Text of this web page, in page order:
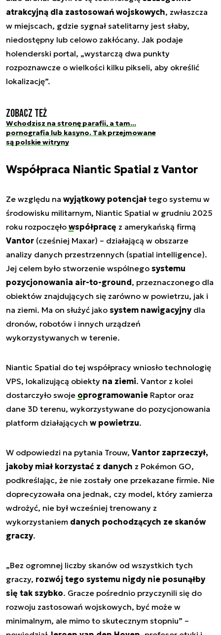
atrakcyjną dla zastosowań wojskowych, zwłaszcza
w miejscach, gdzie sygnał satelitarny jest słaby,
niedostępny lub celowo zakłócany. Jak podaje
holenderski portal, „wystarczą dwa punkty
rozpoznawcze o wielkości kilku pikseli, aby określić
lokalizację”.
Zobacz też
Wchodzisz na stronę parafii, a tam...
pornografia lub kasyno. Tak przejmowane
są polskie witryny
Współpraca Niantic Spatial z Vantor
Ze względu na wyjątkowy potencjałtego systemu w
środowisku militarnym, Niantic Spatial w grudniu 2025
roku rozpoczęło współpracę z amerykańską firmą
Vantor (cześniej Maxar) – działającą w obszarze
analizy danych przestrzennych (spatial intelligence).
Jej celem było stworzenie wspólnego systemu
pozycjonowania air-to-ground, przeznaczonego dla
obiektów znajdujących się zarówno w powietrzu, jak i
na ziemi. Ma on służyć jako system nawigacyjnydla
dronów, robotów i innych urządzeń
wykorzystywanych w terenie.
Niantic Spatial do tej współpracy wniosło technologię
VPS, lokalizującą obiekty na ziemi. Vantor z kolei
dostarczyło swoje oprogramowanie Raptor oraz
dane 3D terenu, wykorzystywane do pozycjonowania
platform działających w powietrzu.
W odpowiedzi na pytania Trouw, Vantor zaprzeczył,
jakoby miał korzystać z danych z Pokémon GO,
podkreślając, że nie zostały one przekazane firmie. Nie
doprecyzowała ona jednak, czy model, który zamierza
wdrożyć, nie był wcześniej trenowany z
wykorzystaniem danych pochodzących ze skanów
graczy.
„Bez ogromnej liczby skanów od wszystkich tych
graczy, rozwój tego systemu nigdy nie posunąłby
się tak szybko. Gracze pośrednio przyczynili się do
rozwoju zastosowań wojskowych, być może w
minimalnym, ale mimo to skutecznym stopniu” –